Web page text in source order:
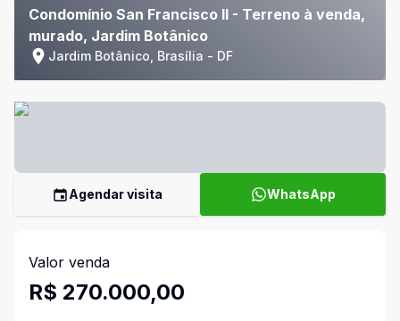
Condomínio San Francisco II - Terreno à venda,
murado, Jardim Botânico
Jardim Botânico, Brasília - DF
Agendar visita WhatsApp
Valor venda
R$ 270.000,00